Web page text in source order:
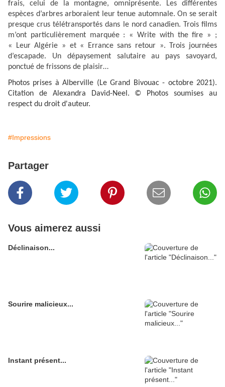
frais, celui de la montagne, omniprésente. Les différentes
espèces d’arbres arboraient leur tenue automnale. On se serait
presque crus télétransportés dans le nord canadien. Trois films
m’ont particulièrement marquée : « Write with the fire » ;
« Leur Algérie » et « Errance sans retour ». Trois journées
d’escapade. Un dépaysement salutaire au pays savoyard,
ponctué de frissons de plaisir…
Photos prises à Alberville (Le Grand Bivouac - octobre 2021).
Citation de Alexandra David-Neel. © Photos soumises au
respect du droit d'auteur.
#Impressions
Partager
Vous aimerez aussi
Déclinaison...
Sourire malicieux...
Instant présent...